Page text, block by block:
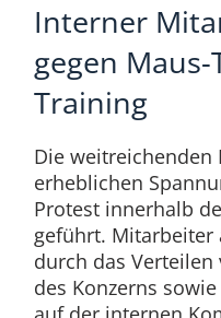
Interner
gegen
Training
Die weitreichenden
erheblichen
Protest innerhalb
geführt.
durch das
des Konzerns